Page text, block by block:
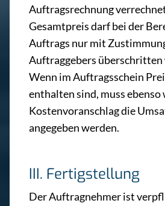
Auftragsrechnung
Gesamtpreis darf bei der
Auftrags nur mit
Auftraggebers überschritten
Wenn im Auftragsschein
enthalten sind, muss ebenso
Kostenvoranschlag die
angegeben werden.
III. Fertigstellung
Der Auftragnehmer ist